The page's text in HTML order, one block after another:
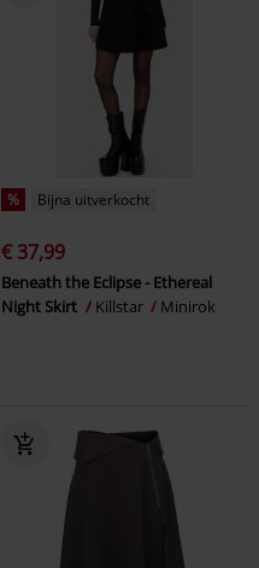
% Bijna uitverkocht
€ 37,99
Beneath the Eclipse - Ethereal
Night Skirt
Killstar Minirok